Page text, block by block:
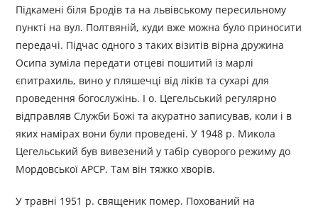
Підкамені біля Бродів та на львівському пересильному
пункті на вул. Полтвяній, куди вже можна було приносити
передачі. Підчас одного з таких візитів вірна дружина
Осипа зуміла передати отцеві пошитий із марлі
єпитрахиль, вино у пляшечці від ліків та сухарі для
проведення богослужінь. І о. Цегельський регулярно
відправляв Служби Божі та акуратно записував, коли і в
яких намірах вони були проведені. У 1948 р. Микола
Цегельський був вивезений у табір суворого режиму до
Мордовської АРСР. Там він тяжко хворів.
У травні 1951 р. священик помер. Похований на